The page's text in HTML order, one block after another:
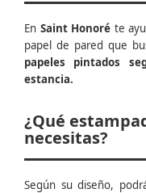
En Saint Honoré te
papel de pared que
papeles pintados
estancia.
¿Qué
necesitas?
Según su diseño,